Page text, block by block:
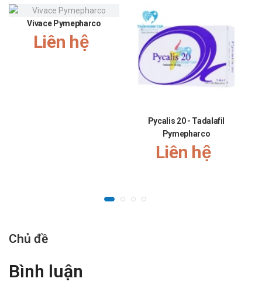
hưởng đến quá trình chuyển hóa Tadalafil trong cơ thể.
Luôn tham khảo ý kiến bác sĩ hoặc chuyên gia dinh dưỡng
để có chế độ ăn phù hợp với tình trạng sức khỏe và điều
Vivace Pymepharco
Liên hệ
Pycalis 20 - Tadalafil
Pymepharco
Liên hệ
Chủ đề
Bình luận